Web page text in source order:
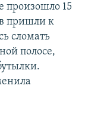
произошло 15
пришли к
сломать
полосе,